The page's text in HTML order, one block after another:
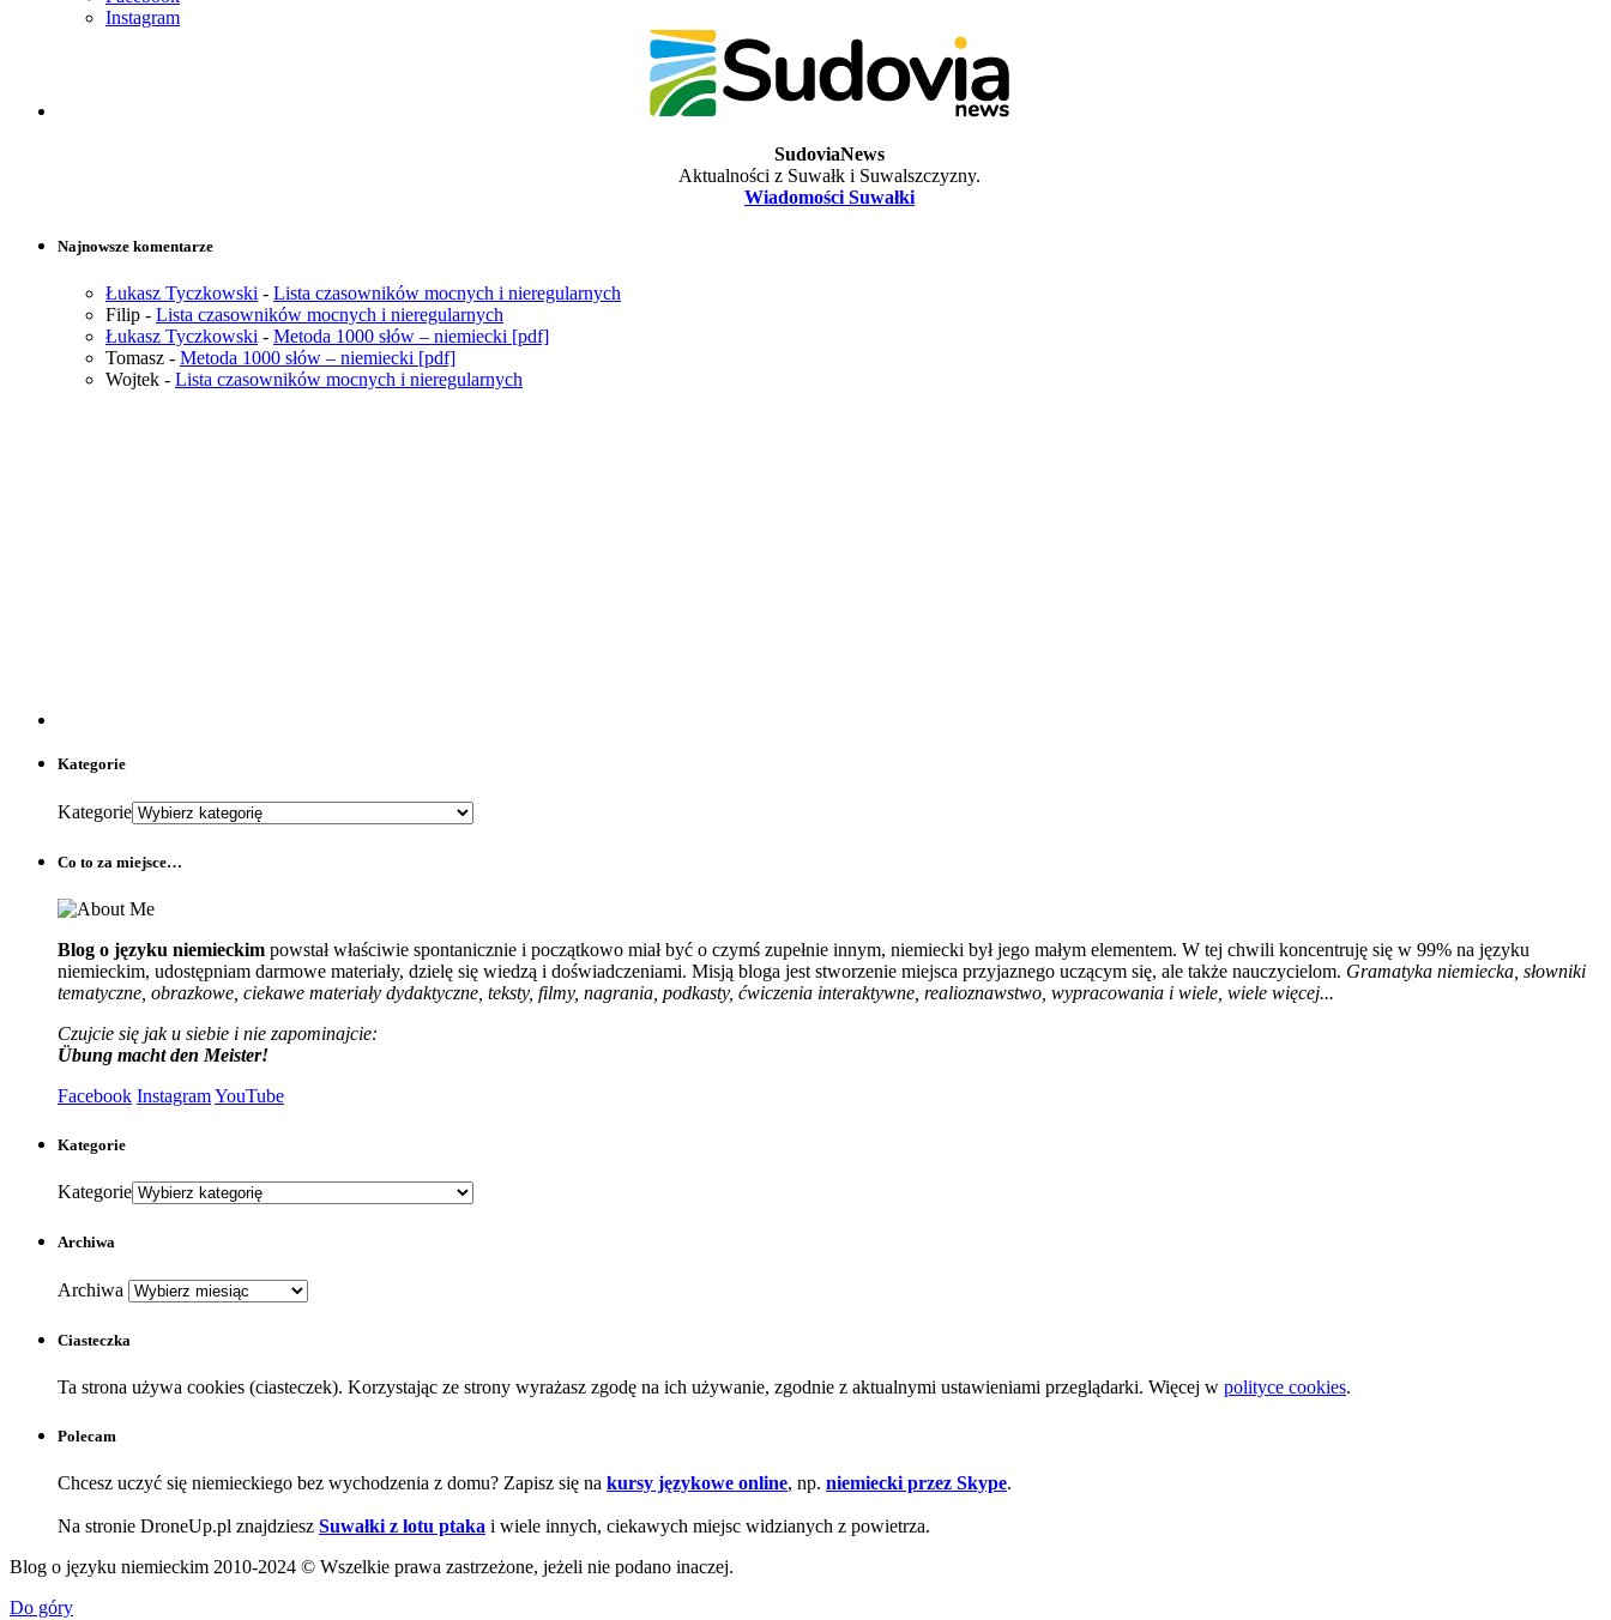
Instagram
SudoviaNews
Aktualności z Suwałk i Suwalszczyzny.
Wiadomości Suwałki
Najnowsze komentarze
Łukasz Tyczkowski - Lista czasowników mocnych i nieregularnych
Filip - Lista czasowników mocnych i nieregularnych
Łukasz Tyczkowski - Metoda 1000 słów – niemiecki [pdf]
Tomasz - Metoda 1000 słów – niemiecki [pdf]
Wojtek - Lista czasowników mocnych i nieregularnych
Kategorie
Kategorie
Co to za miejsce…
Blog o języku niemieckim powstał właściwie spontanicznie i początkowo miał być o czymś zupełnie innym, niemiecki był jego małym elementem. W tej chwili koncentruję się w 99% na języku
niemieckim, udostępniam darmowe materiały, dzielę się wiedzą i doświadczeniami. Misją bloga jest stworzenie miejsca przyjaznego uczącym się, ale także nauczycielom. Gramatyka niemiecka, słowniki
tematyczne, obrazkowe, ciekawe materiały dydaktyczne, teksty, filmy, nagrania, podkasty, ćwiczenia interaktywne, realioznawstwo, wypracowania i wiele, wiele więcej...
Czujcie się jak u siebie i nie zapominajcie:
Übung macht den Meister!
Facebook InstagramYouTube
Kategorie
Kategorie
Archiwa
Archiwa
Ciasteczka
Ta strona używa cookies (ciasteczek). Korzystając ze strony wyrażasz zgodę na ich używanie, zgodnie z aktualnymi ustawieniami przeglądarki. Więcej w polityce cookies.
Polecam
Chcesz uczyć się niemieckiego bez wychodzenia z domu? Zapisz się na kursy językowe online, np. niemiecki przez Skype.
Na stronie DroneUp.pl znajdziesz Suwałki z lotu ptaka i wiele innych, ciekawych miejsc widzianych z powietrza.
Blog o języku niemieckim 2010-2024 © Wszelkie prawa zastrzeżone, jeżeli nie podano inaczej.
Do góry